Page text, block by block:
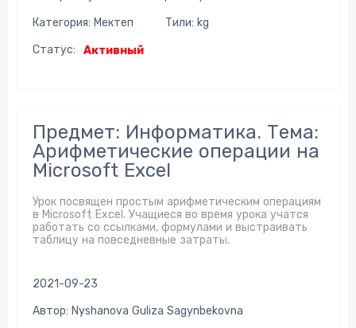
Категория: Мектеп
Тили: kg
Статус:
Активный
Предмет: Информатика. Тема:
Арифметические операции на
Microsoft Excel
Урок посвящен простым арифметическим операциям
в Microsoft Excel. Учащиеся во время урока учатся
работать со ссылками, формулами и выстраивать
таблицу на повседневные затраты.
2021-09-23
Автор: Nyshanova Guliza Sagynbekovna